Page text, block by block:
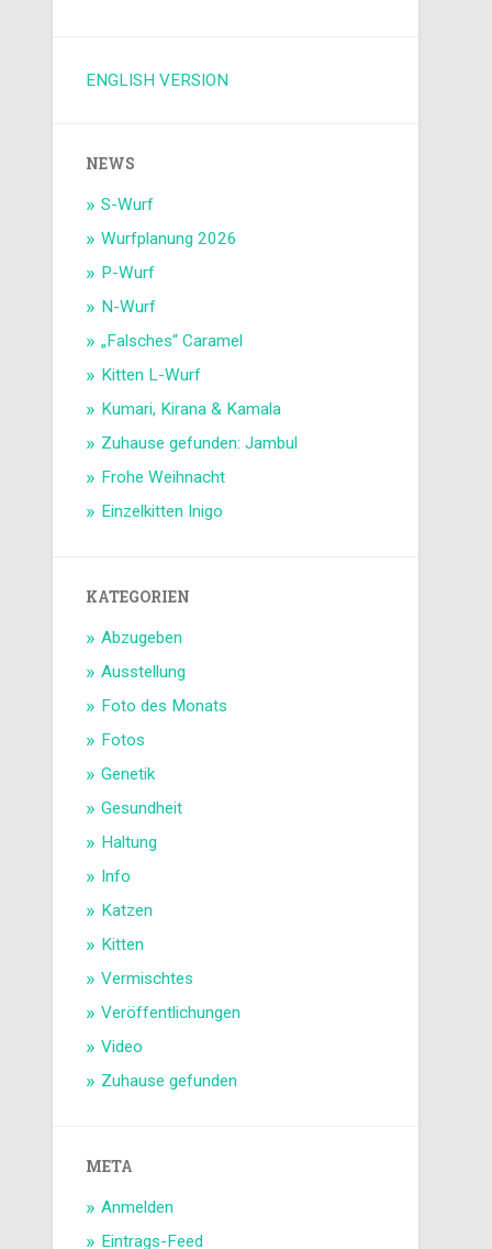
ENGLISH VERSION
NEWS
S-Wurf
Wurfplanung 2026
P-Wurf
N-Wurf
„Falsches“ Caramel
Kitten L-Wurf
Kumari, Kirana & Kamala
Zuhause gefunden: Jambul
Frohe Weihnacht
Einzelkitten Inigo
KATEGORIEN
Abzugeben
Ausstellung
Foto des Monats
Fotos
Genetik
Gesundheit
Haltung
Info
Katzen
Kitten
Vermischtes
Veröffentlichungen
Video
Zuhause gefunden
META
Anmelden
Eintrags-Feed